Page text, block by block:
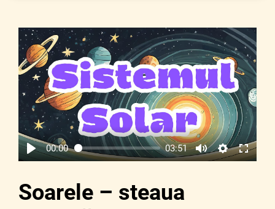
00:00 03:51
Soarele – steaua